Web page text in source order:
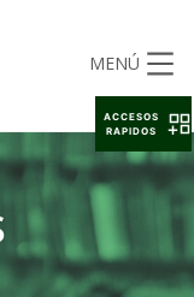
MENÚ
ACCESOS
RAPIDOS